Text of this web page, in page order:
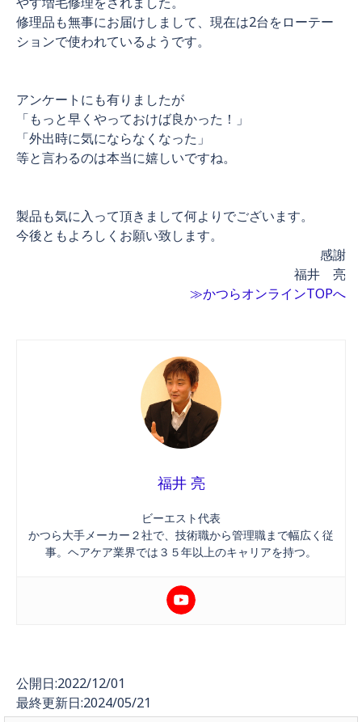
修理品も無事にお届けしまして、現在は2台をローテー
ションで使われているようです。
アンケートにも有りましたが
「もっと早くやっておけば良かった！」
「外出時に気にならなくなった」
等と言わるのは本当に嬉しいですね。
製品も気に入って頂きまして何よりでございます。
今後ともよろしくお願い致します。
感謝
福井 亮
≫かつらオンラインTOPへ
福井 亮
ビーエスト代表
かつら大手メーカー２社で、技術職から管理職まで幅広く従
事。ヘアケア業界では３５年以上のキャリアを持つ。
公開日:2022/12/01
最終更新日:2024/05/21